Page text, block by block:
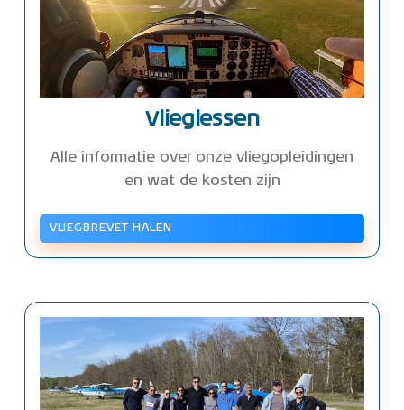
Vlieglessen
Alle informatie over onze vliegopleidingen
en wat de kosten zijn
VLIEGBREVET HALEN